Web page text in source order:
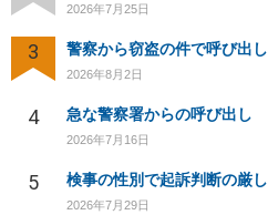
2026年7月25日
3 警察から窃盗の件で呼び出
2026年8月2日
4 急な警察署からの呼び出し
2026年7月16日
5 検事の性別で起訴判断の厳
2026年7月29日